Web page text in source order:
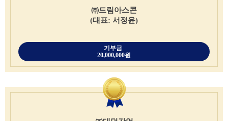
㈜드림아스콘
(대표: 서정윤)
기부금
20,000,000원